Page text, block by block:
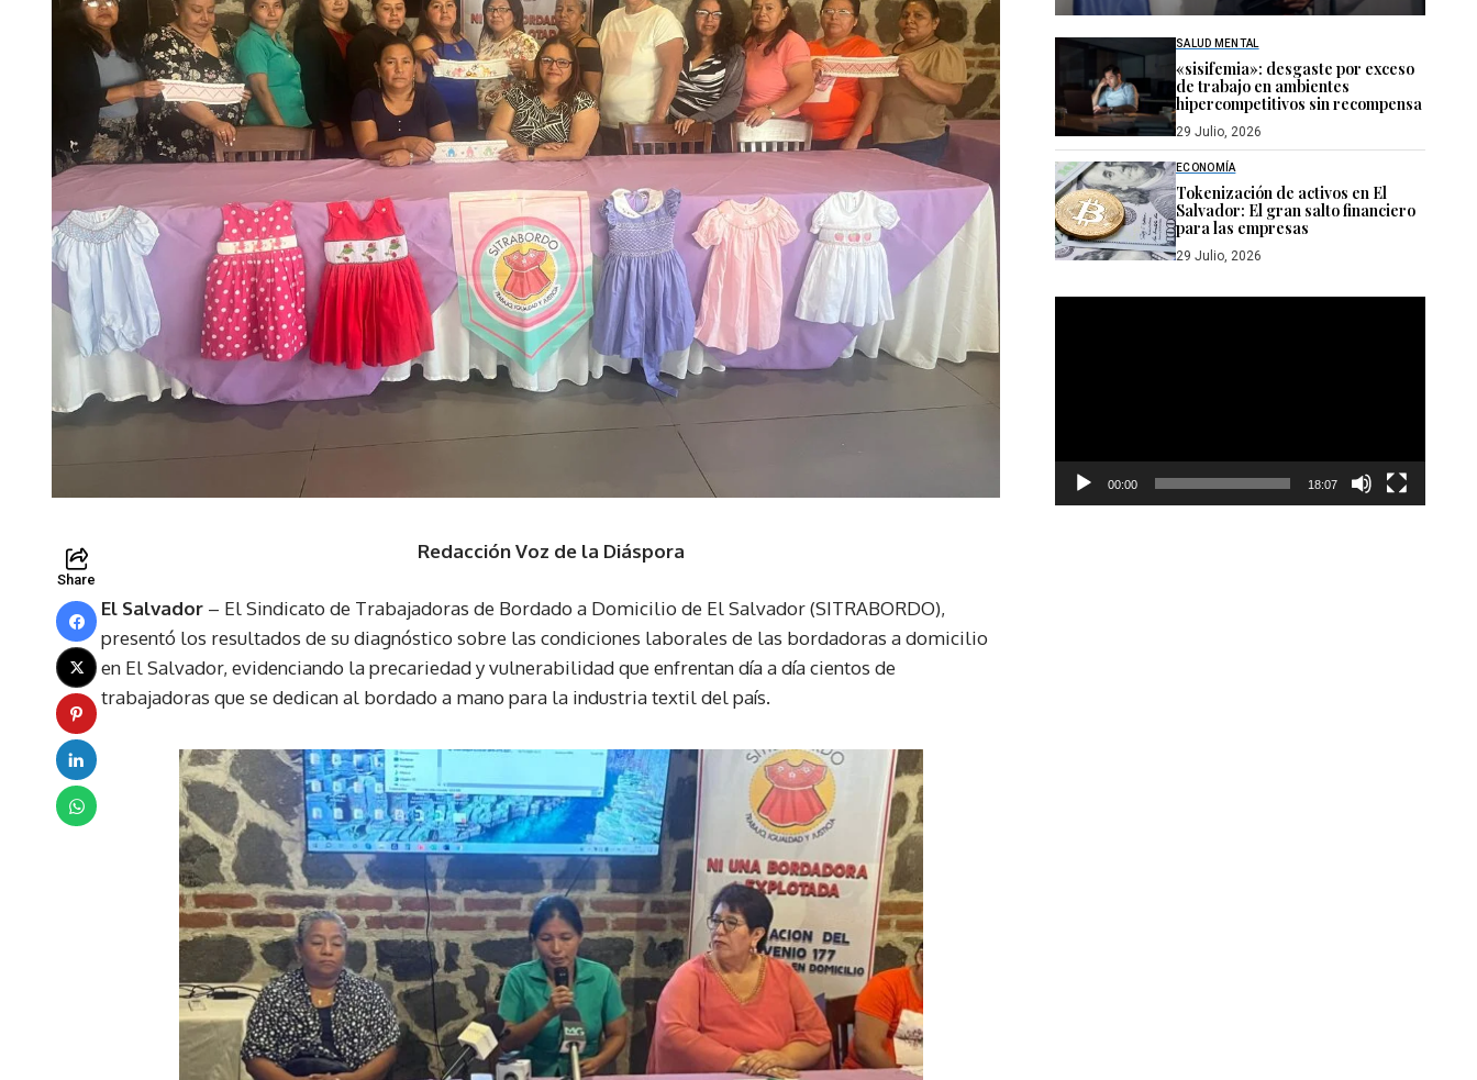
Share
Redacción Voz de la Diáspora
El Salvador – El Sindicato de Trabajadoras de Bordado a Domicilio de El Salvador (SITRABORDO),
presentó los resultados de su diagnóstico sobre las condiciones laborales de las bordadoras a domicilio
en El Salvador, evidenciando la precariedad y vulnerabilidad que enfrentan día a día cientos de
trabajadoras que se dedican al bordado a mano para la industria textil del país.
SALUD MENTAL
«sisifemia»: desgaste por exceso
de trabajo en ambientes
hipercompetitivos sin recompensa
29 Julio, 2026
ECONOMÍA
Tokenización de activos en El
Salvador: El gran salto financiero
para las empresas
29 Julio, 2026
00:00 18:07